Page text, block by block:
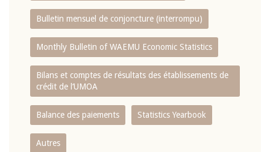
Bulletin mensuel de conjoncture (interrompu)
Monthly Bulletin of WAEMU Economic Statistics
Bilans et comptes de résultats des établissements de
crédit de l‘UMOA
Balance des paiements Statistics Yearbook
Autres